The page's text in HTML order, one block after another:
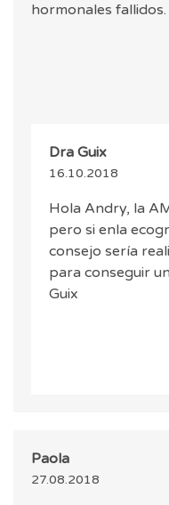
hormonales fallidos.
Dra Guix
16.10.2018
Hola Andry, la
pero si enla
consejo sería
para conseguir
Guix
Paola
27.08.2018